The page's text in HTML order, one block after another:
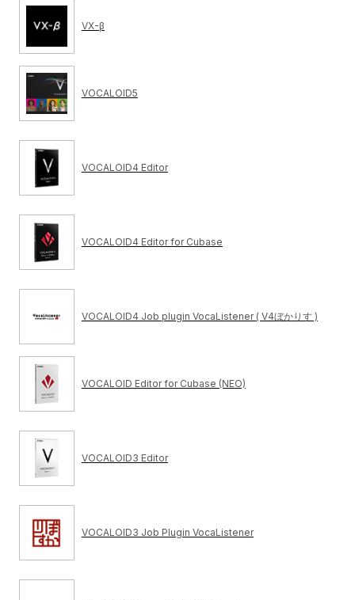
VX-β
VOCALOID5
VOCALOID4 Editor
VOCALOID4 Editor for Cubase
VOCALOID4 Job plugin VocaListener ( V4ぼかりす )
VOCALOID Editor for Cubase (NEO)
VOCALOID3 Editor
VOCALOID3 Job Plugin VocaListener